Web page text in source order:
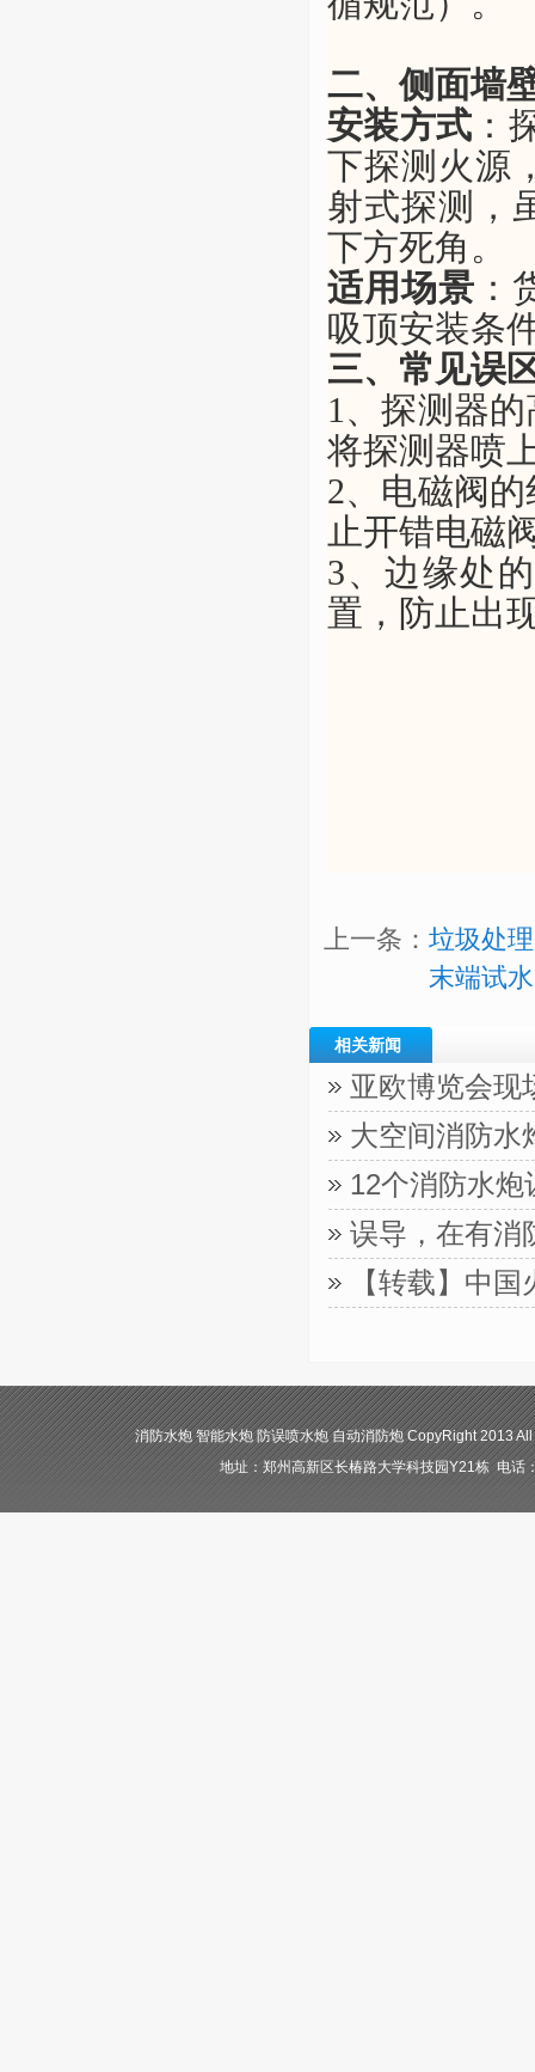
二、侧面墙
安装方式 ：
下探测火源
射式探测，
下方死角。
适用场景 ：
吸顶安装条
三、常见误
1、探测器
将探测器喷
2、 电磁阀
止开错电磁
3、边缘处
置，防止出
上一条： 垃圾处
末端试
相关新闻
亚欧博览会现
大空间消防水
12个消防水
误导，在有消
【转载】中
消防水炮 智能水炮 防误喷水炮 自动消防炮 CopyRight 2013
地址：郑州高新区长椿路大学科技园Y21栋 电